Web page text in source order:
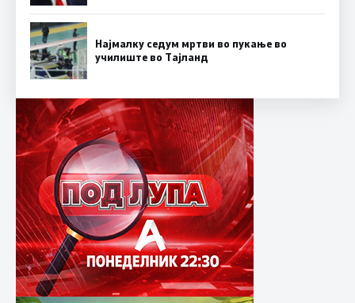
Најмалку седум мртви во пукање во
училиште во Тајланд